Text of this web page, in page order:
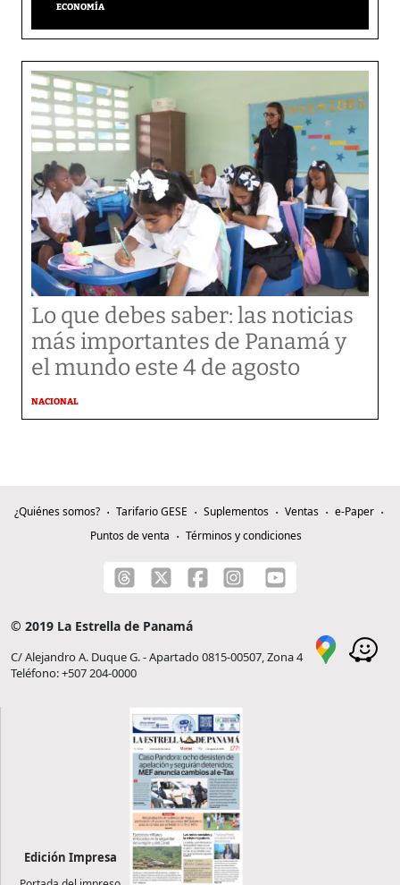
ECONOMÍA
Lo que debes saber: las noticias
más importantes de Panamá y
el mundo este 4 de agosto
NACIONAL
¿Quiénes somos? Tarifario GESE Suplementos Ventas
e-Paper
Puntos de venta
Términos y condiciones
© 2019 La Estrella de Panamá
C/ Alejandro A. Duque G. - Apartado 0815-00507, Zona 4
Teléfono: +507 204-0000
Edición Impresa